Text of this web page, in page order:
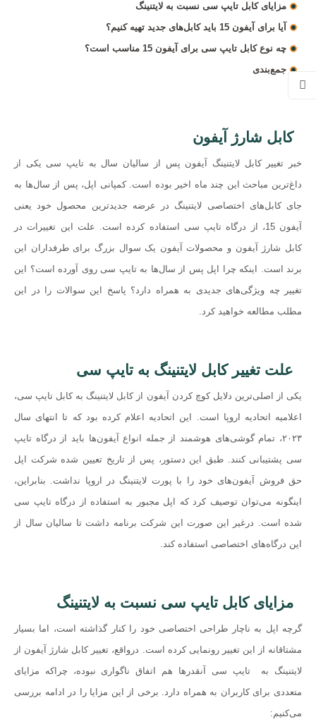
مزایای کابل تایپ سی نسبت به لایتنینگ
آیا برای آیفون 15 باید کابل‌های جدید تهیه کنیم؟
چه نوع کابل تایپ سی برای آیفون 15 مناسب است؟
جمع‌بندی
کابل شارژ آيفون
خبر تغییر کابل لایتنینگ آیفون پس از سالیان سال به تایپ سی یکی از
داغ‌ترین مباحث این چند ماه اخیر بوده است. کمپانی اپل، پس از سال‌ها به
جای کابل‌های اختصاصی لایتنینگ در عرضه جدیدترین محصول خود یعنی
آیفون 15، از درگاه تایپ سی استفاده کرده است. علت این تغییرات در
کابل شارژ آیفون و محصولات آیفون یک سوال بزرگ برای طرفداران این
برند است. اینکه چرا اپل پس از سال‌ها به تایپ سی روی آورده است؟ این
تغییر چه ویژگی‌های جدیدی به همراه دارد؟ پاسخ این سوالات را در این
مطلب مطالعه خواهید کرد.
علت تغییر کابل لایتنینگ به تایپ سی
یکی از اصلی‌ترین دلایل کوچ کردن آیفون از کابل لایتنینگ به کابل تایپ سی،
اعلامیه اتحادیه اروپا است. این اتحادیه اعلام کرده بود که تا انتهای سال
۲۰۲۳، تمام گوشی‌های هوشمند از جمله انواع آیفون‌ها باید از درگاه تایپ
سی پشتیبانی کنند. طبق این دستور، پس از تاریخ تعیین شده شرکت اپل
حق فروش آیفون‌های خود را با پورت لایتنینگ در اروپا نداشت. بنابراین،
اینگونه می‌توان توصیف کرد که اپل مجبور به استفاده از درگاه تایپ سی
شده است. درغیر این صورت این شرکت برنامه داشت تا سالیان سال از
این درگاه‌های اختصاصی استفاده کند.
مزایای کابل تایپ سی نسبت به لایتنینگ
گرچه اپل به ناچار طراحی اختصاصی خود را کنار گذاشته است، اما بسیار
مشتاقانه از این تغییر رونمایی کرده است. درواقع، تغییر کابل شارژ آیفون از
لایتنینگ به تایپ سی آنقدرها هم اتفاق ناگواری نبوده، چراکه مزایای
متعددی برای کاربران به همراه دارد. برخی از این مزایا را در ادامه بررسی
می‌کنیم: